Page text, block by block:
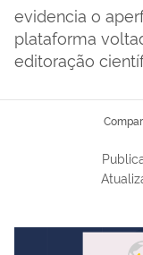
evidencia o
plataforma
editoração